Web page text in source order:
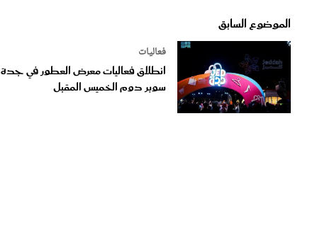
الموضوع السابق
فعاليات
انطلاق فعاليات معرض العطور في جدة
سوبر دوم الخميس المقبل